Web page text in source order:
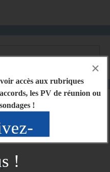
accès aux rubriques
les PV de réunion ou
!
!
×